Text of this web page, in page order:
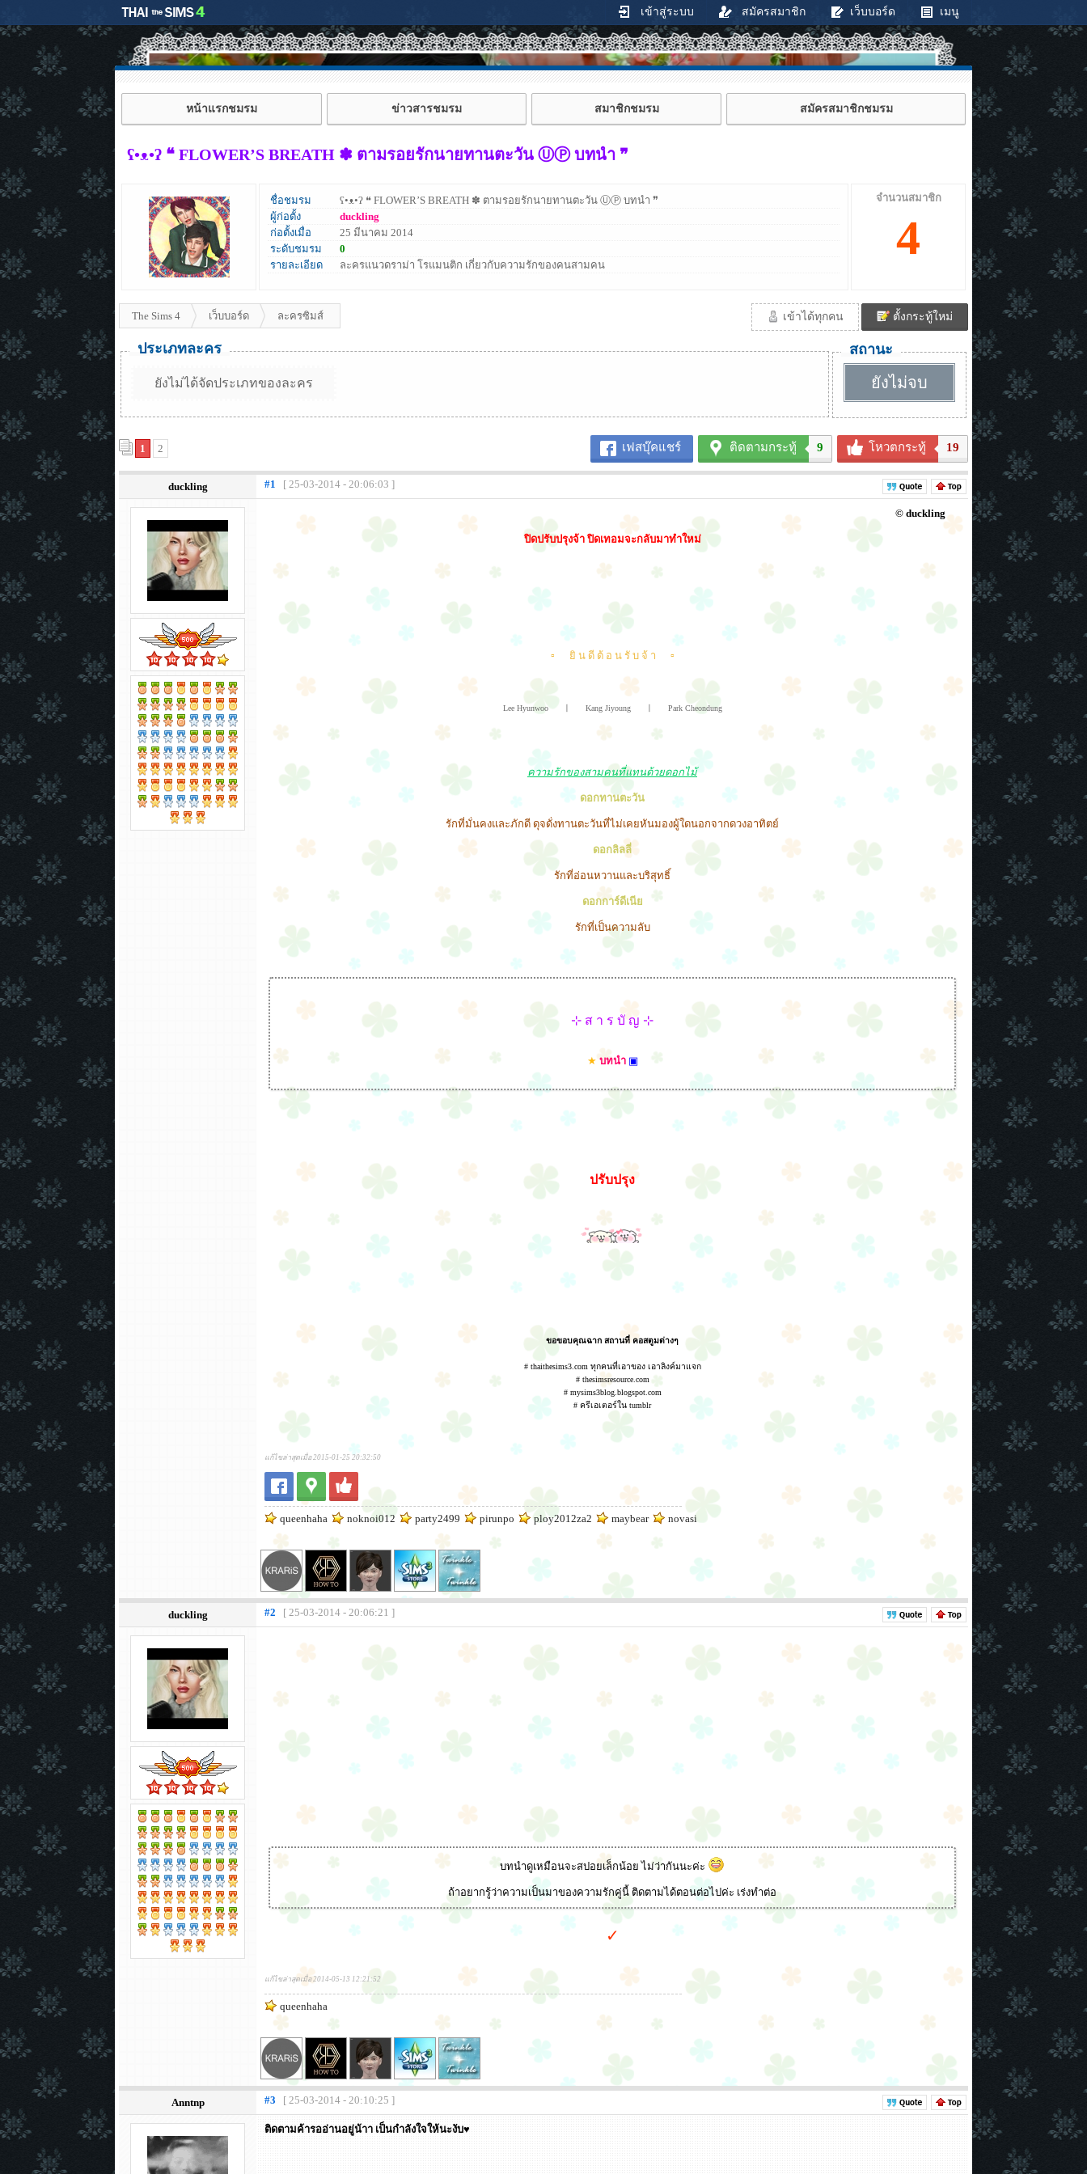
เข้าสู่ระบบ สมัครสมาชิก เว็บบอร์ด เมนู
หน้าแรกชมรม ข่าวสารชมรม สมาชิกชมรม สมัครสมาชิกชมรม
ʕ•ᴥ•ʔ ❝ FLOWER’S BREATH ✽ ตามรอยรักนายทานตะวัน ⓊⓅ บทนำ ❞
ชื่อชมรม
ʕ•ᴥ•ʔ ❝ FLOWER’S BREATH ✽ ตามรอยรักนายทานตะวัน ⓊⓅ บทนำ ❞
ผู้ก่อตั้ง
duckling
ก่อตั้งเมื่อ
25 มีนาคม 2014
ระดับชมรม
0
รายละเอียด
ละครแนวดราม่า โรแมนติก เกี่ยวกับความรักของคนสามคน
จำนวนสมาชิก
4
The Sims 4 เว็บบอร์ด ละครซิมส์ เข้าได้ทุกคน ตั้งกระทู้ใหม่
ประเภทละคร
ยังไม่ได้จัดประเภทของละคร
สถานะ
ยังไม่จบ
เฟสบุ๊คแชร์ ติดตามกระทู้ 9 โหวตกระทู้ 19
1 2
duckling #1 [ 25-03-2014 - 20:06:03 ]
© duckling
ปิดปรับปรุงจ้า ปิดเทอมจะกลับมาทำใหม่
▫ ยิ น ดี ต้ อ น รั บ จ้ า ▫
Lee Hyunwoo 〡 Kang Jiyoung 〡 Park Cheondung
ความรักของสามคนที่แทนด้วยดอกไม้
ดอกทานตะวัน
รักที่มั่นคงและภักดี ดุจดั่งทานตะวันที่ไม่เคยหันมองผู้ใดนอกจากดวงอาทิตย์
ดอกลิลลี่
รักที่อ่อนหวานและบริสุทธิ์
ดอกการ์ดีเนีย
รักที่เป็นความลับ
⊹ ส า ร บั ญ ⊹
★ บทนำ ▣
ปรับปรุง
ขอขอบคุณฉาก สถานที่ คอสตูมต่างๆ
# thaithesims3.com ทุกคนที่เอาของ เอาลิงค์มาแจก
# thesimsresource.com
# mysims3blog.blogspot.com
# ครีเอเตอร์ใน tumblr
แก้ไขล่าสุดเมื่อ 2015-01-25 20:32:50
queenhaha noknoi012 party2499 pirunpo ploy2012za2 maybear novasi
duckling #2 [ 25-03-2014 - 20:06:21 ]
บทนำดูเหมือนจะสปอยเล็กน้อย ไม่ว่ากันนะค่ะ
ถ้าอยากรู้ว่าความเป็นมาของความรักคู่นี้ ติดตามได้ตอนต่อไปค่ะ เร่งทำต่อ
✓
แก้ไขล่าสุดเมื่อ 2014-05-13 12:21:52
queenhaha
Anntnp #3 [ 25-03-2014 - 20:10:25 ]
ติดตามค้ารออ่านอยู่น้าา เป็นกำลังใจให้นะงับ♥